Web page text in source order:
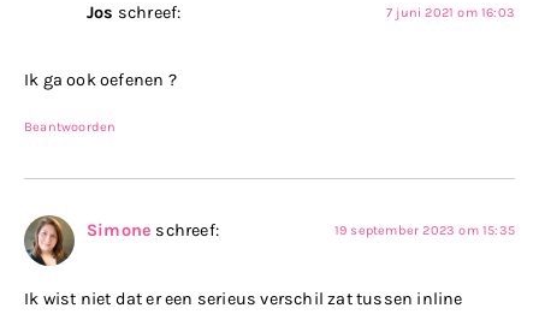
Jos schreef: 7 juni 2021 om 16:03
Ik ga ook oefenen ?
Beantwoorden
Simone schreef: 19 september 2023 om 15:35
Ik wist niet dat er een serieus verschil zat tussen inline